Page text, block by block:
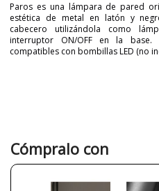
Paros es una lámpara de pared
estética de metal en latón y
cabecero utilizándola como
interruptor ON/OFF en la base.
compatibles con bombillas LED (no
Ancho (cm)
Cómpralo con